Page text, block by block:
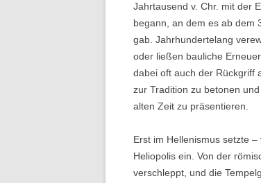
Jahrtausend v. Chr. mit der
begann, an dem es ab dem
gab. Jahrhundertelang
oder ließen bauliche
dabei oft auch der Rückgriff
zur Tradition zu betonen
alten Zeit zu präsentieren.
Erst im Hellenismus setzte
Heliopolis ein. Von der
verschleppt, und die